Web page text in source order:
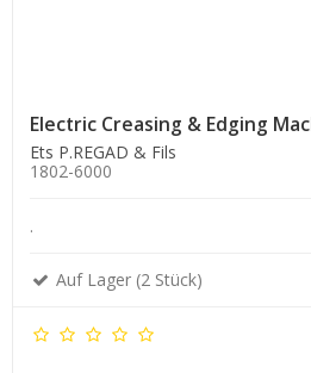
Electric Creasing & Edging
Ets P.REGAD & Fils
1802-6000
.
Auf Lager (2 Stück)